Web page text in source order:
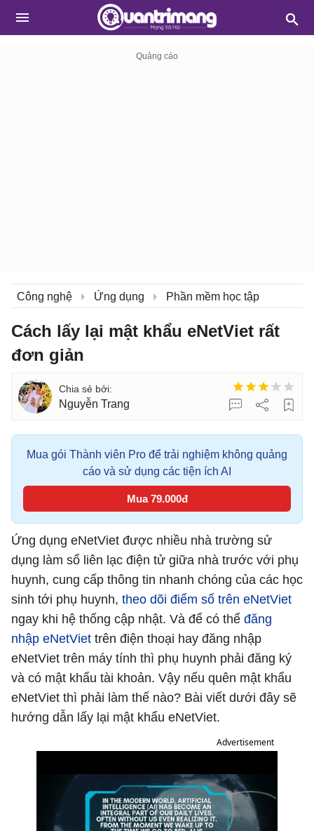
Công nghệ Ứng dụng Phần mềm học tập
Cách lấy lại mật khẩu eNetViet rất
đơn giản
Nguyễn Trang
Mua gói Thành viên Pro để trải nghiệm không quảng
cáo và sử dụng các tiện ích AI
Mua 79.000đ
Ứng dụng eNetViet được nhiều nhà trường sử
dụng làm sổ liên lạc điện tử giữa nhà trước với phụ
huynh, cung cấp thông tin nhanh chóng của các học
sinh tới phụ huynh, theo dõi điểm số trên eNetViet
ngay khi hệ thống cập nhật. Và để có thể đăng
nhập eNetViet trên điện thoại hay đăng nhập
eNetViet trên máy tính thì phụ huynh phải đăng ký
và có mật khẩu tài khoản. Vậy nếu quên mật khẩu
eNetViet thì phải làm thế nào? Bài viết dưới đây sẽ
hướng dẫn lấy lại mật khẩu eNetViet.
Advertisement